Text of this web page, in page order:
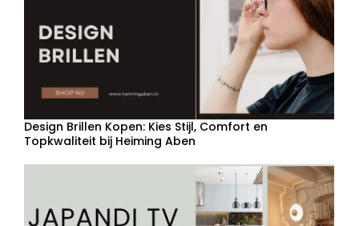
Design Brillen Kopen: Kies Stijl, Comfort en
Topkwaliteit bij Heiming Aben